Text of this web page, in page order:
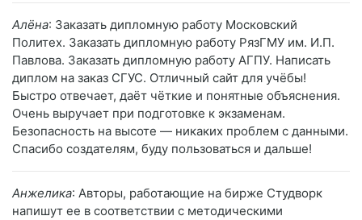
Алёна: Заказать дипломную работу Московский
Политех. Заказать дипломную работу РязГМУ им. И.П.
Павлова. Заказать дипломную работу АГПУ. Написать
диплом на заказ СГУС. Отличный сайт для учёбы!
Быстро отвечает, даёт чёткие и понятные объяснения.
Очень выручает при подготовке к экзаменам.
Безопасность на высоте — никаких проблем с данными.
Спасибо создателям, буду пользоваться и дальше!
Анжелика: Авторы, работающие на бирже Студворк
напишут ее в соответствии с методическими